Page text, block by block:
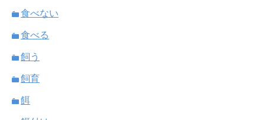
食べない
食べる
飼う
飼育
餌